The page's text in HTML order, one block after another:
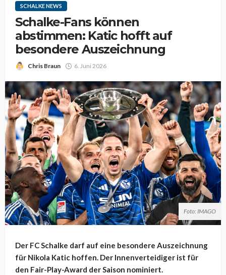
SCHALKE NEWS
Schalke-Fans können
abstimmen: Katic hofft auf
besondere Auszeichnung
Chris Braun 6. Juni 2026
Foto: IMAGO
Der FC Schalke darf auf eine besondere Auszeichnung
für Nikola Katic hoffen. Der Innenverteidiger ist für
den Fair-Play-Award der Saison nominiert.